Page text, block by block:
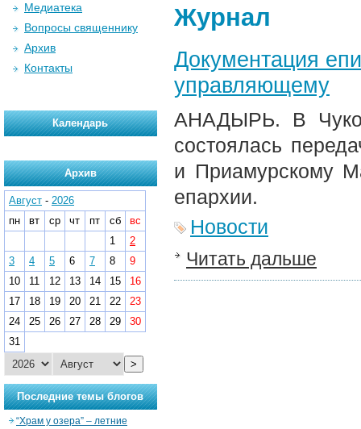
Журнал
Документация
управляющему
АНАДЫРЬ. В
состоялась
и Приамурскому
епархии.
Новости
Читать дальше
Медиатека
Вопросы священнику
Архив
Контакты
Календарь
Архив
Август - 2026
пн
вт ср чт пт сб
вс
1
2
3
4 5 6 7 8
9
10
11 12 13 14 15
16
17
18 19 20 21 22
23
24
25 26 27 28 29
30
31
>
Последние темы блогов
“Храм у озера” – летние